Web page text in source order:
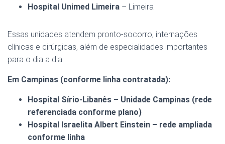
Hospital Unimed Limeira – Limeira
Essas unidades atendem pronto-socorro, internações
clínicas e cirúrgicas, além de especialidades importantes
para o dia a dia.
Em Campinas (conforme linha contratada):
Hospital Sírio-Libanês – Unidade Campinas (rede
referenciada conforme plano)
Hospital Israelita Albert Einstein – rede ampliada
conforme linha